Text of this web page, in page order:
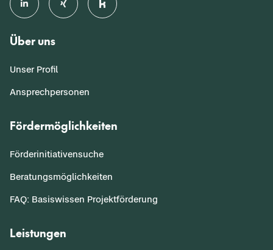
Über uns
Unser Profil
Ansprechpersonen
Fördermöglichkeiten
Förderinitiativensuche
Beratungsmöglichkeiten
FAQ: Basiswissen Projektförderung
Leistungen